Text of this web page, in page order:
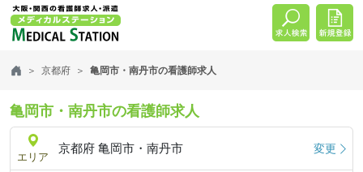
京都府 亀岡市・南丹市の看護師求人
亀岡市・南丹市の看護師求人
エリア
京都府 亀岡市・南丹市 変更